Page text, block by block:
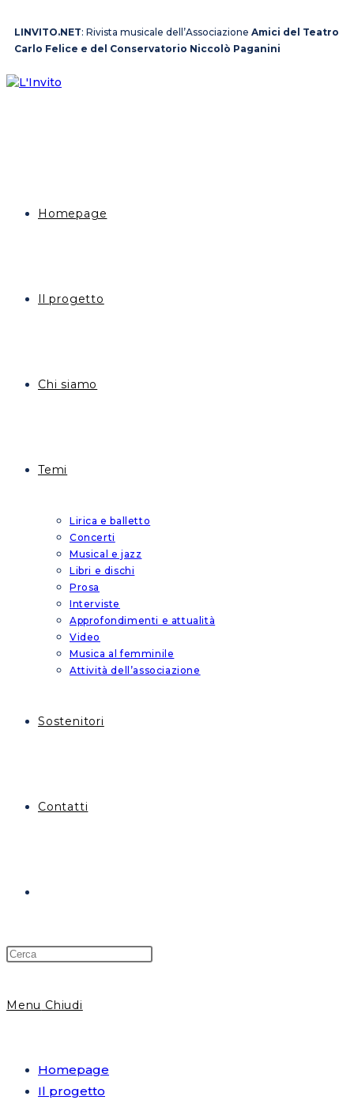
LINVITO.NET: Rivista musicale dell’Associazione Amici del Teatro
Carlo Felice e del Conservatorio Niccolò Paganini
Homepage
Il progetto
Chi siamo
Temi
Lirica e balletto
Concerti
Musical e jazz
Libri e dischi
Prosa
Interviste
Approfondimenti e attualità
Video
Musica al femminile
Attività dell’associazione
Sostenitori
Contatti
Menu Chiudi
Homepage
Il progetto